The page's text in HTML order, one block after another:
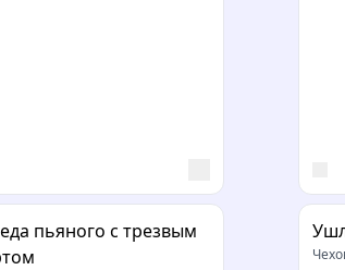
пьяного с трезвым